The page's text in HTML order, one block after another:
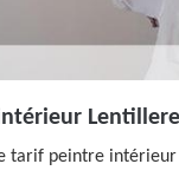
tarif peintre